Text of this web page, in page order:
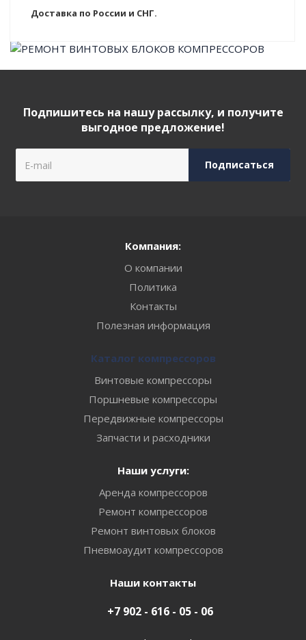
Доставка по России и СНГ.
Подпишитесь на нашу рассылку, и получите
выгодное предложение!
Компания:
О компании
Политика
Контакты
Полезная информация
Каталог компрессоров
Винтовые компрессоры
Поршневые компрессоры
Передвижные компрессоры
Запчасти и расходники
Наши услуги:
Аренда компрессоров
Ремонт компрессоров
Ремонт винтовых блоков
Пневмоаудит компрессоров
Наши контакты
+7 902 - 616 - 05 - 06